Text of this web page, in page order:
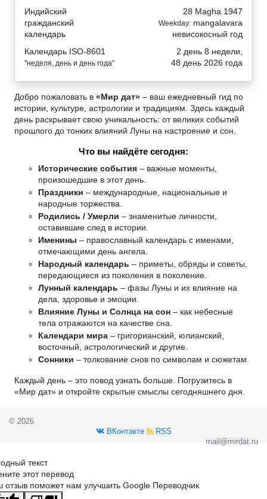
Индийский
гражданский
календарь
28 Magha 1947
Weekday: mangalavara
невисокосный год
Календарь ISO-8601
"неделя, день и день года"
2 день 8 недели,
48 день 2026 года
Добро пожаловать в «Мир дат» – ваш ежедневный гид по
истории, культуре, астрологии и традициям. Здесь каждый
день раскрывает свою уникальность: от великих событий
прошлого до тонких влияний Луны на настроение и сон.
Что вы найдёте сегодня:
Исторические события – важные моменты,
произошедшие в этот день.
Праздники – международные, национальные и
народные торжества.
Родились / Умерли – знаменитые личности,
оставившие след в истории.
Именины – православный календарь с именами,
отмечающими день ангела.
Народный календарь – приметы, обряды и советы,
передающиеся из поколения в поколение.
Лунный календарь – фазы Луны и их влияние на
дела, здоровье и эмоции.
Влияние Луны и Солнца на сон – как небесные
тела отражаются на качестве сна.
Календари мира – григорианский, юлианский,
восточный, астрологический и другие.
Сонники – толкование снов по символам и сюжетам.
Каждый день – это повод узнать больше. Погрузитесь в
«Мир дат» и откройте скрытые смыслы сегодняшнего дня.
© 2026
ВКонтакте
RSS
mail@mirdat.ru
текст
этот перевод
отзыв поможет нам улучшить Google Переводчик